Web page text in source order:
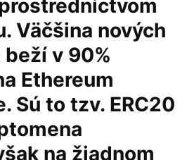
Väčšina nových
v 90%
Ethereum
Sú to tzv. ERC20
na žiadnom